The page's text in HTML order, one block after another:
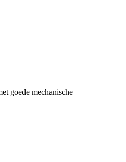
goede mechanische